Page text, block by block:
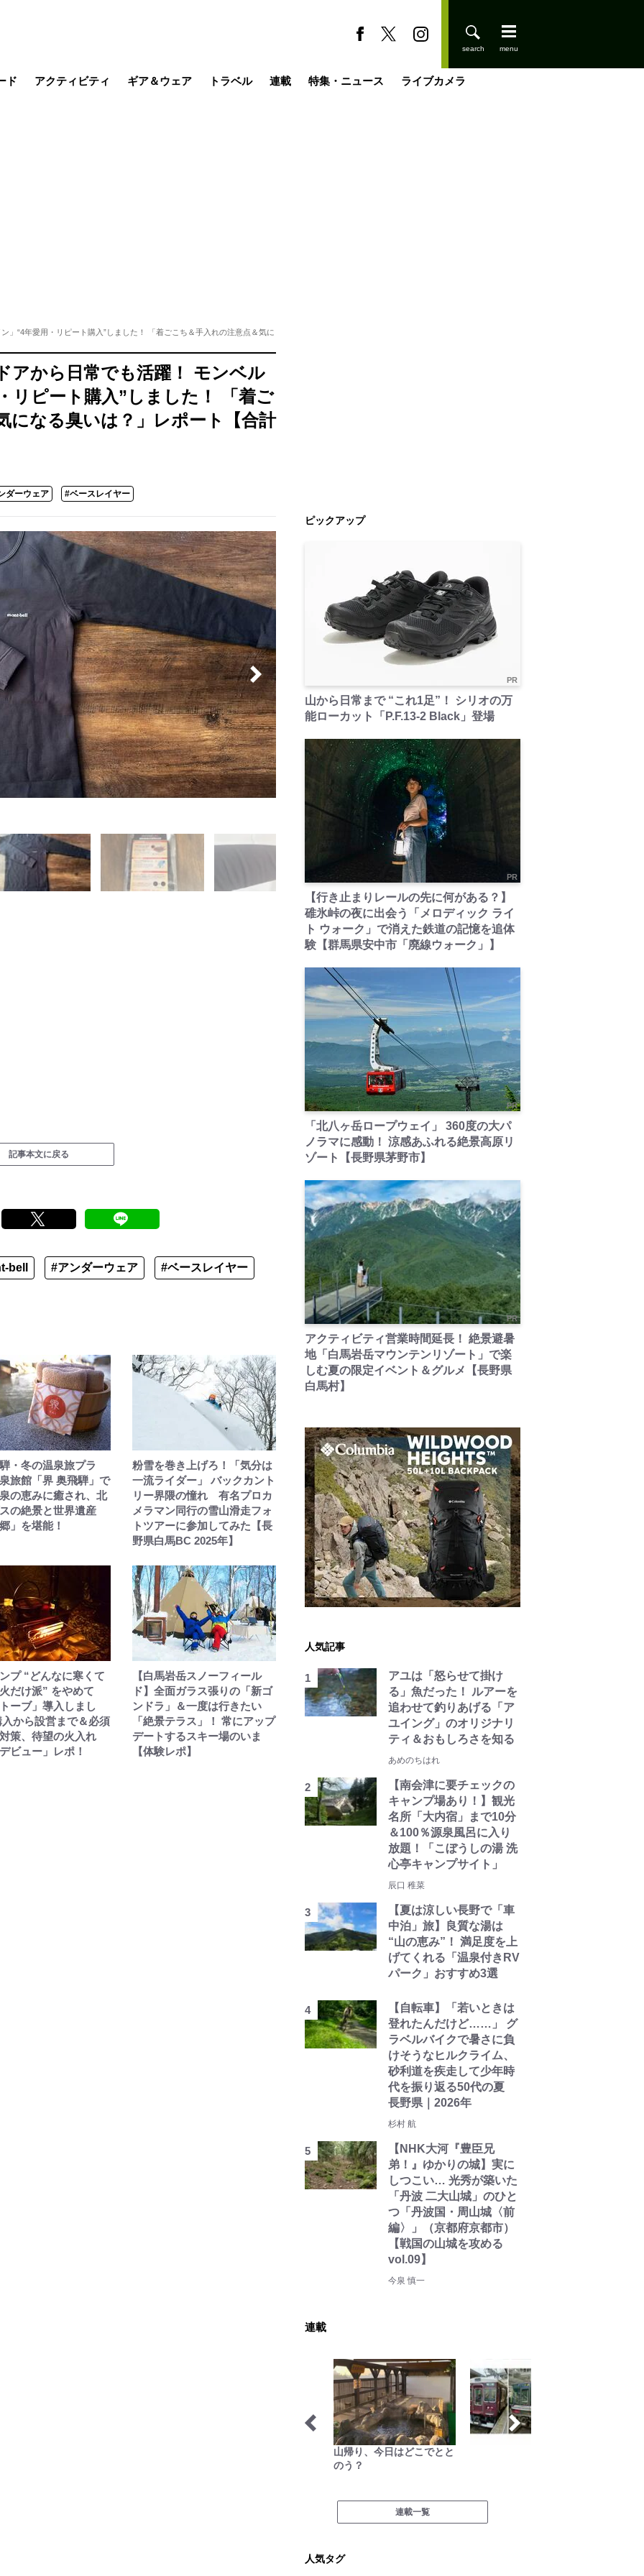
ド アクティビティ ギア＆ウェア トラベル 連載 特集・ニュース ライブカメラ
」“4年愛用・リピート購入”しました！ 「着ごこち＆手入れの注意点＆気に
アから日常でも活躍！ モンベル
リピート購入”しました！ 「着ご
になる臭いは？」レポート【合計
ダーウェア #ベースレイヤー
記事本文に戻る
bell #アンダーウェア #ベースレイヤー
騨・冬の温泉旅プラ
旅館「界 奥飛騨」で
の恵みに癒され、北
の絶景と世界遺産
」を堪能！
粉雪を巻き上げろ！「気分は
一流ライダー」 バックカント
リー界隈の憧れ 有名プロカ
メラマン同行の雪山滑走フォ
トツアーに参加してみた【長
野県白馬BC 2025年】
プ “どんなに寒くて
だけ派” をやめて
トーブ」導入しまし
入から設営まで＆必須
策、待望の火入れ
デビュー」レポ！
【白馬岩岳スノーフィール
ド】全面ガラス張りの「新ゴ
ンドラ」＆一度は行きたい
「絶景テラス」！ 常にアップ
デートするスキー場のいま
【体験レポ】
ピックアップ
PR
山から日常まで “これ1足”！ シリオの万
能ローカット「P.F.13-2 Black」登場
PR
【行き止まりレールの先に何がある？】
碓氷峠の夜に出会う「メロディック ライ
ト ウォーク」で消えた鉄道の記憶を追体
験【群馬県安中市「廃線ウォーク」】
PR
「北八ヶ岳ロープウェイ」 360度の大パ
ノラマに感動！ 涼感あふれる絶景高原リ
ゾート【長野県茅野市】
PR
アクティビティ営業時間延長！ 絶景避暑
地「白馬岩岳マウンテンリゾート」で楽
しむ夏の限定イベント＆グルメ【長野県
白馬村】
人気記事
アユは「怒らせて掛け
る」魚だった！ ルアーを
追わせて釣りあげる「ア
ユイング」のオリジナリ
ティ＆おもしろさを知る
あめのちはれ
【南会津に要チェックの
キャンプ場あり！】観光
名所「大内宿」まで10分
＆100％源泉風呂に入り
放題！「こぼうしの湯 洗
心亭キャンプサイト」
辰口 稚菜
【夏は涼しい長野で「車
中泊」旅】良質な湯は
“山の恵み”！ 満足度を上
げてくれる「温泉付きRV
パーク」おすすめ3選
【自転車】「若いときは
登れたんだけど……」 グ
ラベルバイクで暑さに負
けそうなヒルクライム、
砂利道を疾走して少年時
代を振り返る50代の夏
長野県｜2026年
杉村 航
【NHK大河『豊臣兄
弟！』ゆかりの城】実に
しつこい… 光秀が築いた
「丹波 二大山城」のひと
つ「丹波国・周山城〈前
編〉」（京都府京都市）
【戦国の山城を攻める
vol.09】
今泉 慎一
連載
山帰り、今日はどこでとと
のう？
連載一覧
人気タグ